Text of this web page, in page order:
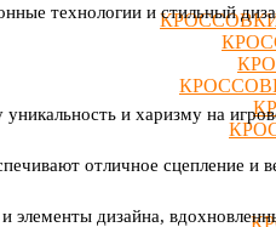
КРОССОВКИ
технологии и стильный
и харизму на
отличное сцепление и
элементы дизайна,